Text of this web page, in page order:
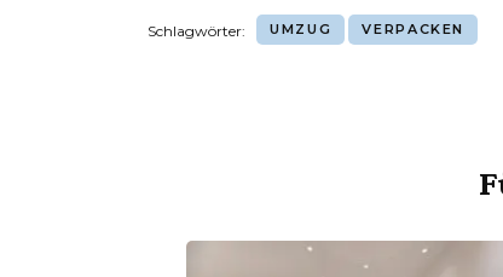
Schlagwörter: UMZUG VERPACKEN